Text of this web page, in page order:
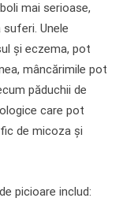
mai serioase,
Unele
și eczema, pot
mâncărimile pot
păduchii de
care pot
de micoza și
picioare includ: